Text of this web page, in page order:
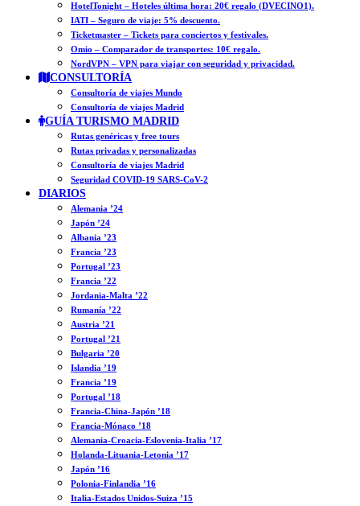
HotelTonight – Hoteles última hora: 20€ regalo (DVECINO1).
IATI – Seguro de viaje: 5% descuento.
Ticketmaster – Tickets para conciertos y festivales.
Omio – Comparador de transportes: 10€ regalo.
NordVPN – VPN para viajar con seguridad y privacidad.
CONSULTORÍA
Consultoría de viajes Mundo
Consultoría de viajes Madrid
GUÍA TURISMO MADRID
Rutas genéricas y free tours
Rutas privadas y personalizadas
Consultoría de viajes Madrid
Seguridad COVID-19 SARS-CoV-2
DIARIOS
Alemania ’24
Japón ’24
Albania ’23
Francia ’23
Portugal ’23
Francia ’22
Jordania-Malta ’22
Rumanía ’22
Austria ’21
Portugal ’21
Bulgaria ’20
Islandia ’19
Francia ’19
Portugal ’18
Francia-China-Japón ’18
Francia-Mónaco ’18
Alemania-Croacia-Eslovenia-Italia ’17
Holanda-Lituania-Letonia ’17
Japón ’16
Polonia-Finlandia ’16
Italia-Estados Unidos-Suiza ’15